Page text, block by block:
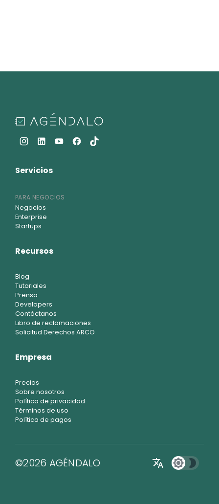
Servicios
PARA NEGOCIOS
Negocios
Enterprise
Startups
Recursos
Blog
Tutoriales
Prensa
Developers
Contáctanos
Libro de reclamaciones
Solicitud Derechos ARCO
Empresa
Precios
Sobre nosotros
Política de privacidad
Términos de uso
Política de pagos
©2026 AGÉNDALO